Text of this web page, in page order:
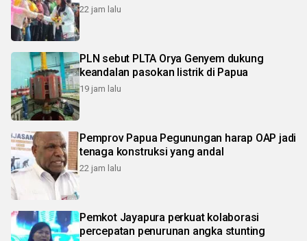
22 jam lalu
PLN sebut PLTA Orya Genyem dukung
keandalan pasokan listrik di Papua
19 jam lalu
Pemprov Papua Pegunungan harap OAP jadi
tenaga konstruksi yang andal
22 jam lalu
Pemkot Jayapura perkuat kolaborasi
percepatan penurunan angka stunting